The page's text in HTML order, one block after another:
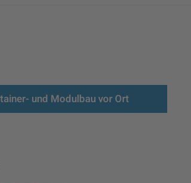
und Modulbau vor Ort